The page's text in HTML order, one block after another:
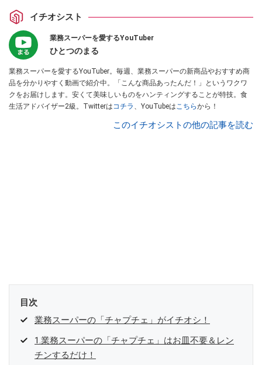
イチオシスト
業務スーパーを愛するYouTuber
ひとつのまる
業務スーパーを愛するYouTuber。毎週、業務スーパーの新商品やおすすめ商
品を分かりやすく動画で紹介中。「こんな商品あったんだ！」というワクワ
クをお届けします。安くて美味しいものをハンティングすることが特技。食
生活アドバイザー2級。Twitterはコチラ 、YouTubeはこちらから！
このイチオシストの他の記事を読む
目次
業務スーパーの「チャプチェ」がイチオシ！
1.業務スーパーの「チャプチェ」はお皿不要＆レン
チンするだけ！